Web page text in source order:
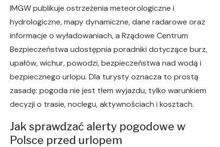
IMGW publikuje ostrzeżenia meteorologiczne i
hydrologiczne, mapy dynamiczne, dane radarowe oraz
informacje o wyładowaniach, a Rządowe Centrum
Bezpieczeństwa udostępnia poradniki dotyczące burz,
upałów, wichur, powodzi, bezpieczeństwa nad wodą i
bezpiecznego urlopu. Dla turysty oznacza to prostą
zasadę: pogoda nie jest tłem wyjazdu, tylko warunkiem
decyzji o trasie, noclegu, aktywnościach i kosztach.
Jak sprawdzać alerty pogodowe w
Polsce przed urlopem